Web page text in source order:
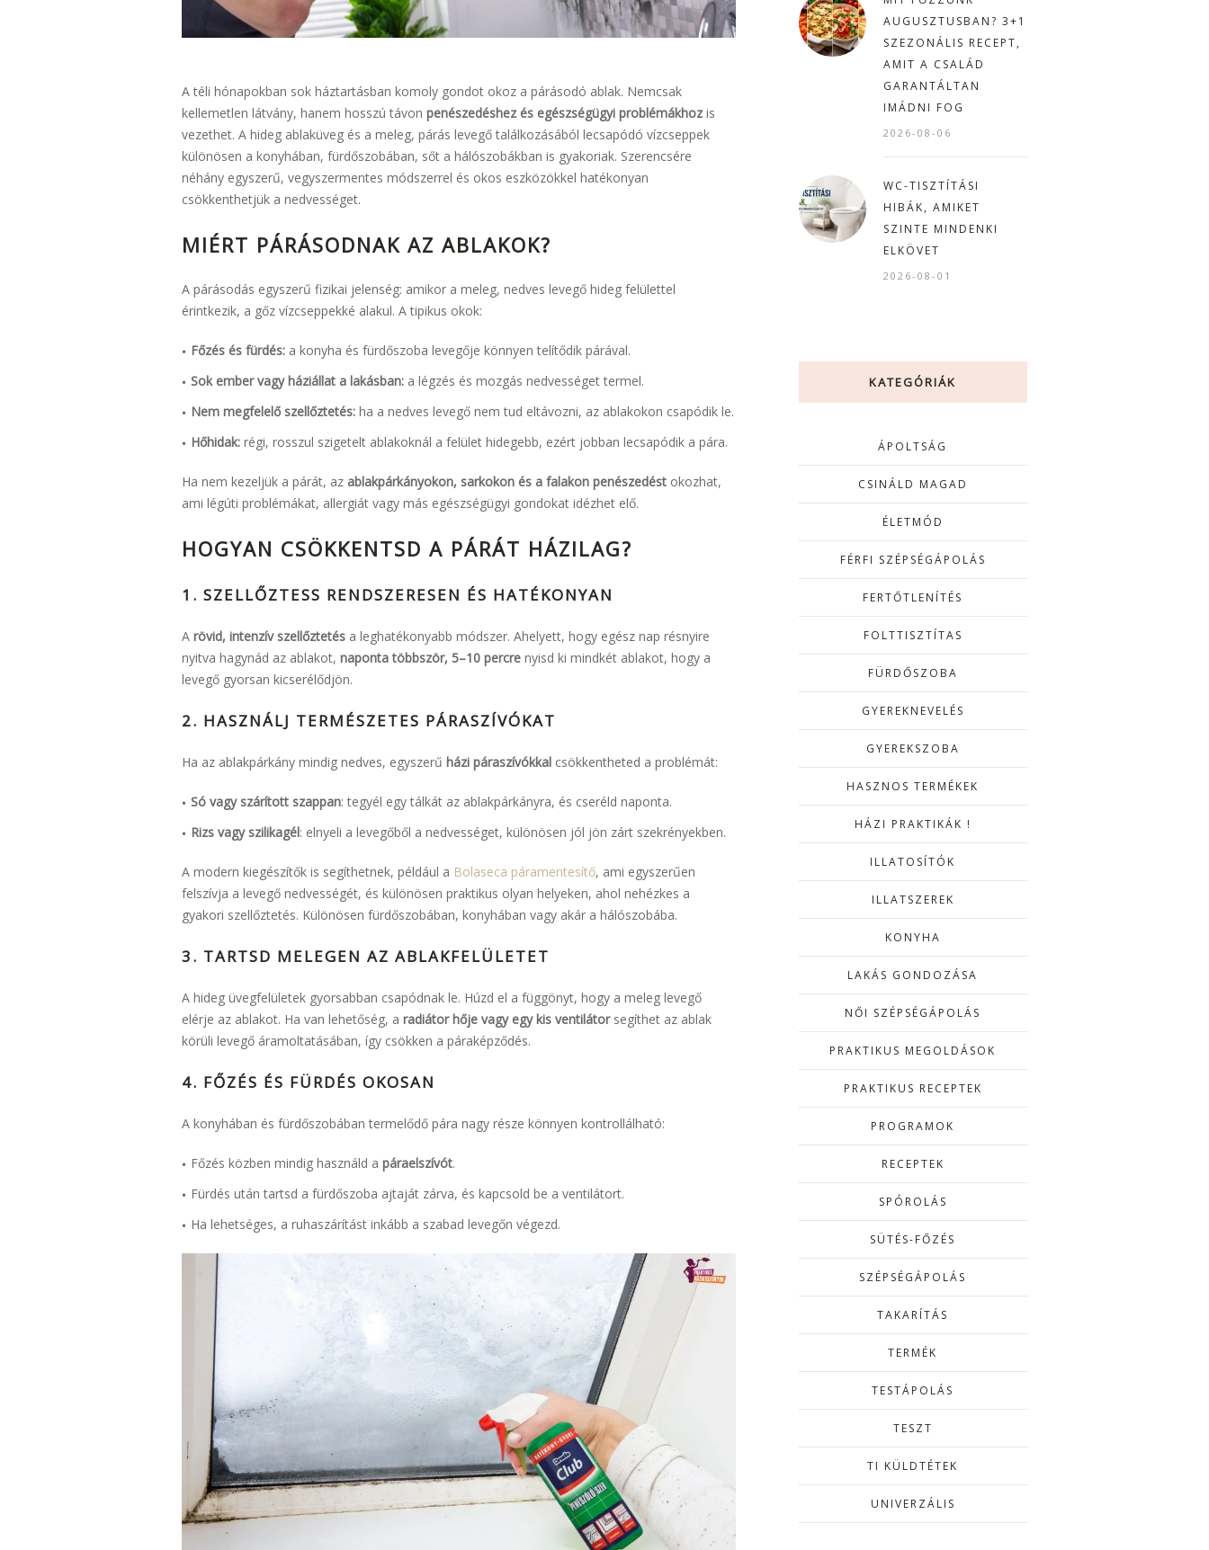
A téli hónapokban sok háztartásban komoly gondot okoz a párásodó ablak. Nemcsak
kellemetlen látvány, hanem hosszú távon penészedéshez és egészségügyi problémákhozis
vezethet. A hideg ablaküveg és a meleg, párás levegő találkozásából lecsapódó vízcseppek
különösen a konyhában, fürdőszobában, sőt a hálószobákban is gyakoriak. Szerencsére
néhány egyszerű, vegyszermentes módszerrel és okos eszközökkel hatékonyan
csökkenthetjük a nedvességet.
MIÉRT PÁRÁSODNAK AZ ABLAKOK?
A párásodás egyszerű fizikai jelenség: amikor a meleg, nedves levegő hideg felülettel
érintkezik, a gőz vízcseppekké alakul. A tipikus okok:
Főzés és fürdés: a konyha és fürdőszoba levegője könnyen telítődik párával.
Sok ember vagy háziállat a lakásban: a légzés és mozgás nedvességet termel.
Nem megfelelő szellőztetés: ha a nedves levegő nem tud eltávozni, az ablakokon csapódik le.
Hőhidak: régi, rosszul szigetelt ablakoknál a felület hidegebb, ezért jobban lecsapódik a pára.
Ha nem kezeljük a párát, az ablakpárkányokon, sarkokon és a falakon penészedést okozhat,
ami légúti problémákat, allergiát vagy más egészségügyi gondokat idézhet elő.
HOGYAN CSÖKKENTSD A PÁRÁT HÁZILAG?
1. SZELLŐZTESS RENDSZERESEN ÉS HATÉKONYAN
A rövid, intenzív szellőztetés a leghatékonyabb módszer. Ahelyett, hogy egész nap résnyire
nyitva hagynád az ablakot, naponta többször, 5–10 percre nyisd ki mindkét ablakot, hogy a
levegő gyorsan kicserélődjön.
2. HASZNÁLJ TERMÉSZETES PÁRASZÍVÓKAT
Ha az ablakpárkány mindig nedves, egyszerű házi páraszívókkal csökkentheted a problémát:
Só vagy szárított szappan: tegyél egy tálkát az ablakpárkányra, és cseréld naponta.
Rizs vagy szilikagél: elnyeli a levegőből a nedvességet, különösen jól jön zárt szekrényekben.
A modern kiegészítők is segíthetnek, például a Bolaseca páramentesítő, ami egyszerűen
felszívja a levegő nedvességét, és különösen praktikus olyan helyeken, ahol nehézkes a
gyakori szellőztetés. Különösen fürdőszobában, konyhában vagy akár a hálószobába.
3. TARTSD MELEGEN AZ ABLAKFELÜLETET
A hideg üvegfelületek gyorsabban csapódnak le. Húzd el a függönyt, hogy a meleg levegő
elérje az ablakot. Ha van lehetőség, a radiátor hője vagy egy kis ventilátorsegíthet az ablak
körüli levegő áramoltatásában, így csökken a páraképződés.
4. FŐZÉS ÉS FÜRDÉS OKOSAN
A konyhában és fürdőszobában termelődő pára nagy része könnyen kontrollálható:
Főzés közben mindig használd a páraelszívót.
Fürdés után tartsd a fürdőszoba ajtaját zárva, és kapcsold be a ventilátort.
Ha lehetséges, a ruhaszárítást inkább a szabad levegőn végezd.
AUGUSZTUSBAN? 3+1
SZEZONÁLIS RECEPT,
AMIT A CSALÁD
GARANTÁLTAN
IMÁDNI FOG
2026-08-06
WC-TISZTÍTÁSI
HIBÁK, AMIKET
SZINTE MINDENKI
ELKÖVET
2026-08-01
KATEGÓRIÁK
ÁPOLTSÁG
CSINÁLD MAGAD
ÉLETMÓD
FÉRFI SZÉPSÉGÁPOLÁS
FERTŐTLENÍTÉS
FOLTTISZTÍTAS
FÜRDŐSZOBA
GYEREKNEVELÉS
GYEREKSZOBA
HASZNOS TERMÉKEK
HÁZI PRAKTIKÁK !
ILLATOSÍTÓK
ILLATSZEREK
KONYHA
LAKÁS GONDOZÁSA
NŐI SZÉPSÉGÁPOLÁS
PRAKTIKUS MEGOLDÁSOK
PRAKTIKUS RECEPTEK
PROGRAMOK
RECEPTEK
SPÓROLÁS
SÜTÉS-FŐZÉS
SZÉPSÉGÁPOLÁS
TAKARÍTÁS
TERMÉK
TESTÁPOLÁS
TESZT
TI KÜLDTÉTEK
UNIVERZÁLIS